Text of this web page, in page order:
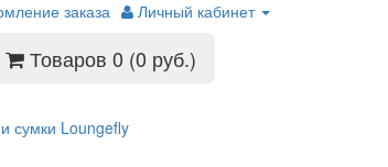
заказа Личный кабинет
Товаров 0 (0 руб.)
сумки Loungefly